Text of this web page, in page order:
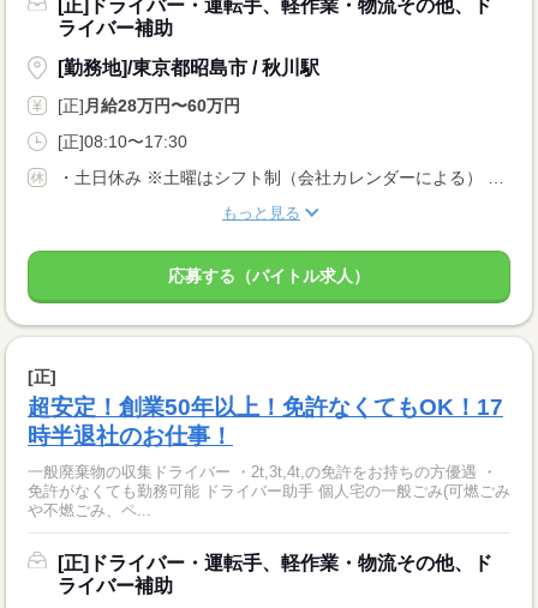
[正]ドライバー・運転手、軽作業・物流その他、ド
ライバー補助
[勤務地]/東京都昭島市 / 秋川駅
[正] 月給28万円〜60万円
[正]08:10〜17:30
もっと見る
応募する（バイトル求人）
[正]
超安定！創業50年以上！免許なくてもOK！17
時半退社のお仕事！
一般廃棄物の収集ドライバー ・2t,3t,4t,の免許をお持ちの方優遇 ・
免許がなくても勤務可能 ドライバー助手 個人宅の一般ごみ(可燃ごみ
や不燃ごみ、ペ...
[正]ドライバー・運転手、軽作業・物流その他、ド
ライバー補助